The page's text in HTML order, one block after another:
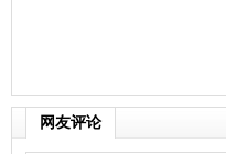
网友评论